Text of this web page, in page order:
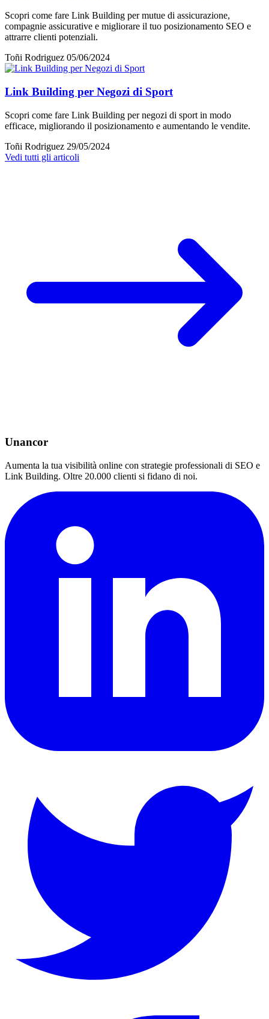
Scopri come fare Link Building per mutue di assicurazione,
compagnie assicurative e migliorare il tuo posizionamento SEO e
attrarre clienti potenziali.
Toñi Rodriguez 05/06/2024
Link Building per Negozi di Sport
Scopri come fare Link Building per negozi di sport in modo
efficace, migliorando il posizionamento e aumentando le vendite.
Toñi Rodriguez 29/05/2024
Vedi tutti gli articoli
Unancor
Aumenta la tua visibilità online con strategie professionali di SEO e
Link Building. Oltre 20.000 clienti si fidano di noi.